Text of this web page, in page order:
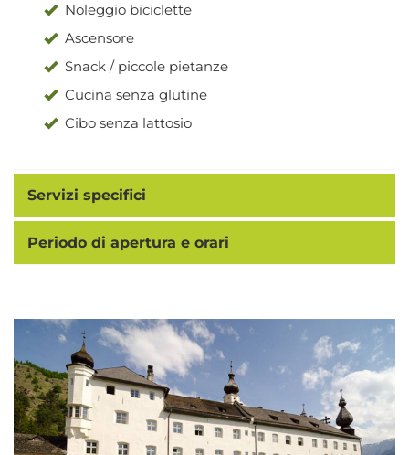
Noleggio biciclette
Ascensore
Snack / piccole pietanze
Cucina senza glutine
Cibo senza lattosio
Servizi specifici
Periodo di apertura e orari